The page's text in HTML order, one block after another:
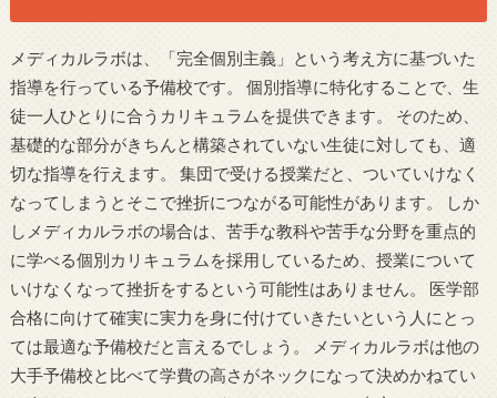
メディカルラボは、「完全個別主義」という考え方に基づいた
指導を行っている予備校です。 個別指導に特化することで、生
徒一人ひとりに合うカリキュラムを提供できます。 そのため、
基礎的な部分がきちんと構築されていない生徒に対しても、適
切な指導を行えます。 集団で受ける授業だと、ついていけなく
なってしまうとそこで挫折につながる可能性があります。 しか
しメディカルラボの場合は、苦手な教科や苦手な分野を重点的
に学べる個別カリキュラムを採用しているため、授業について
いけなくなって挫折をするという可能性はありません。 医学部
合格に向けて確実に実力を身に付けていきたいという人にとっ
ては最適な予備校だと言えるでしょう。 メディカルラボは他の
大手予備校と比べて学費の高さがネックになって決めかねてい